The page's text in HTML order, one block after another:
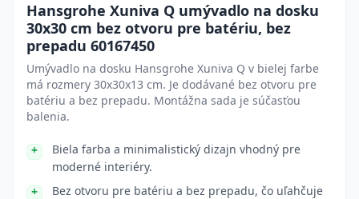
Hansgrohe Xuniva Q umývadlo na dosku
30x30 cm bez otvoru pre batériu, bez
prepadu 60167450
Umývadlo na dosku Hansgrohe Xuniva Q v bielej farbe
má rozmery 30x30x13 cm. Je dodávané bez otvoru pre
batériu a bez prepadu. Montážna sada je súčasťou
balenia.
Biela farba a minimalistický dizajn vhodný pre
moderné interiéry.
Bez otvoru pre batériu a bez prepadu, čo uľahčuje